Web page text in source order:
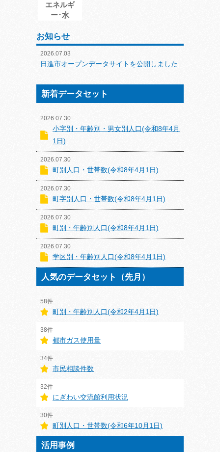
エネルギ
ー･水
お知らせ
2026.07.03
日進市オープンデータサイトを公開しました
新着データセット
2026.07.30
小字別・年齢別・男女別人口(令和8年4月
1日)
2026.07.30
町別人口・世帯数(令和8年4月1日)
2026.07.30
町字別人口・世帯数(令和8年4月1日)
2026.07.30
町別・年齢別人口(令和8年4月1日)
2026.07.30
学区別・年齢別人口(令和8年4月1日)
人気のデータセット（先月）
58件
町別・年齢別人口(令和2年4月1日)
38件
都市ガス使用量
34件
市民相談件数
32件
にぎわい交流館利用状況
30件
町別人口・世帯数(令和6年10月1日)
活用事例